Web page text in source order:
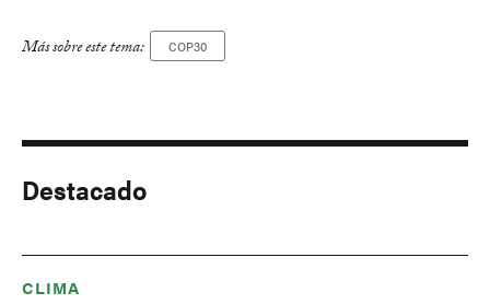
Más sobre este tema: COP30
Destacado
CLIMA